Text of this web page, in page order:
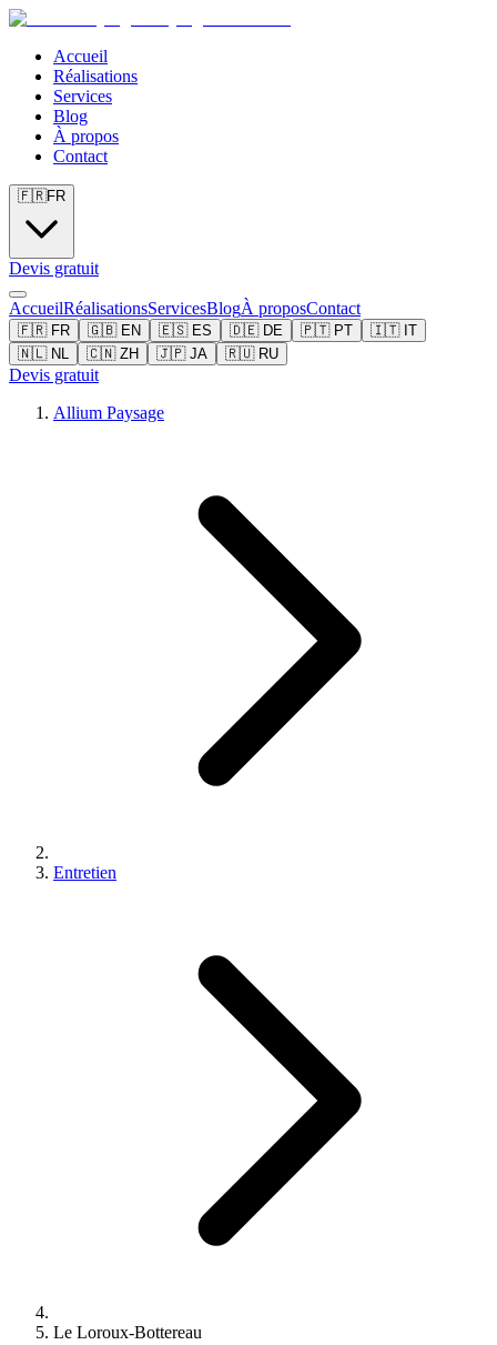
Accueil
Réalisations
Services
Blog
À propos
Contact
🇫🇷FR
Devis gratuit
AccueilRéalisationsServicesBlogÀ proposContact
🇫🇷 FR 🇬🇧 EN 🇪🇸 ES 🇩🇪 DE 🇵🇹 PT 🇮🇹 IT
🇳🇱 NL 🇨🇳 ZH 🇯🇵 JA 🇷🇺 RU
Devis gratuit
Allium Paysage
Entretien
Le Loroux-Bottereau